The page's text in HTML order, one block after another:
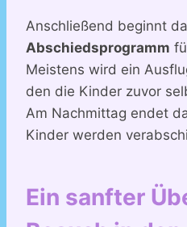
Anschließend beginnt
Abschiedsprogramm
Meistens wird ein
den die Kinder zuvor
Am Nachmittag endet
Kinder werden
Ein sanfter